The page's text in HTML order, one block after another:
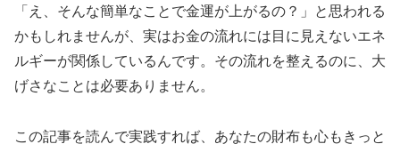
「え、そんな簡単なことで金運が上がるの？」と思われる
かもしれませんが、実はお金の流れには目に見えないエネ
ルギーが関係しているんです。その流れを整えるのに、大
げさなことは必要ありません。
この記事を読んで実践すれば、あなたの財布も心もきっと